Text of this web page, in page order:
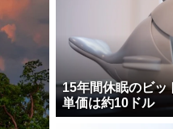
15年間休眠のビッ
単価は約10ドル